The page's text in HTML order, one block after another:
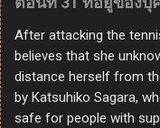
After attacking the
believes that she
distance herself from
by Katsuhiko Sagara,
safe for people with